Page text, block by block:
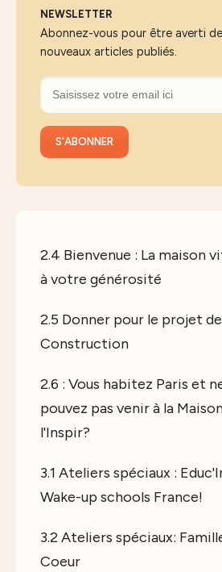
NEWSLETTER
Abonnez-vous pour être averti
nouveaux articles publiés.
2.4 Bienvenue : La maison
à votre générosité
2.5 Donner pour le projet de
Construction
2.6 : Vous habitez Paris et
pouvez pas venir à la
l'Inspir?
3.1 Ateliers spéciaux :
Wake-up schools France!
3.2 Ateliers spéciaux:
Coeur